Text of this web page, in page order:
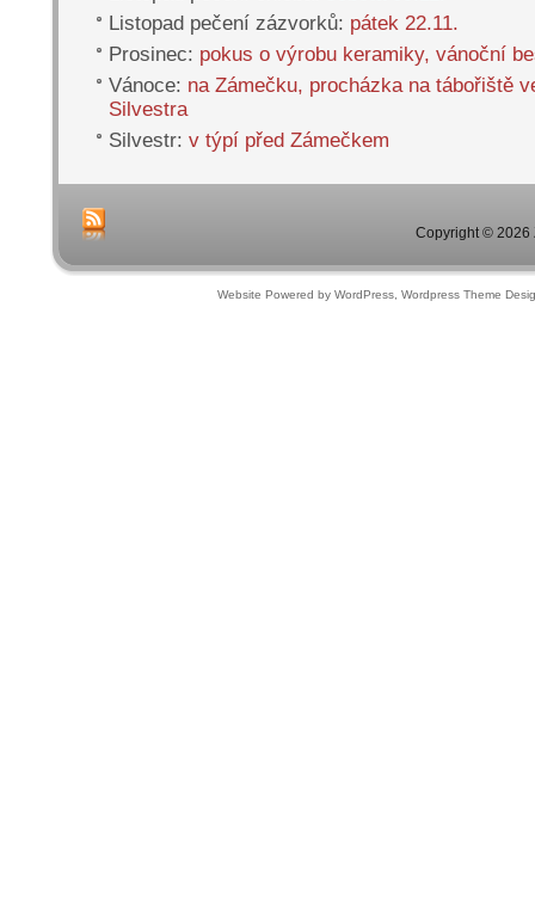
Listopad pečení zázvorků: pátek 22.11.
Prosinec: pokus o výrobu keramiky, vánoční
Vánoce: na Zámečku, procházka na tábořiště
Silvestra
Silvestr: v týpí před Zámečkem
Copyright © 2026
Website Powered by WordPress, Wordpress Theme